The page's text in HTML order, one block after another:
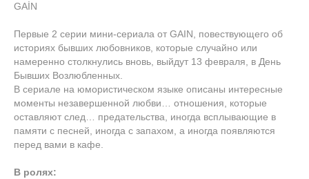
GAİN
Первые 2 серии мини-сериала от GAIN, повествующего об
историях бывших любовников, которые случайно или
намеренно столкнулись вновь, выйдут 13 февраля, в День
Бывших Возлюбленных.
В сериале на юмористическом языке описаны интересные
моменты незавершенной любви… отношения, которые
оставляют след… предательства, иногда всплывающие в
памяти с песней, иногда с запахом, а иногда появляются
перед вами в кафе.
В ролях: